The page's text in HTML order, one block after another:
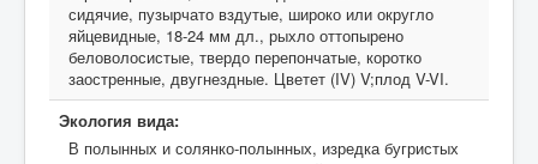
сидячие, пузырчато вздутые, широко или округло
яйцевидные, 18-24 мм дл., рыхло оттопырено
беловолосистые, твердо перепончатые, коротко
заостренные, двугнездные. Цветет (IV) V;плод V-VI.
Экология вида:
В полынных и солянко-полынных, изредка бугристых